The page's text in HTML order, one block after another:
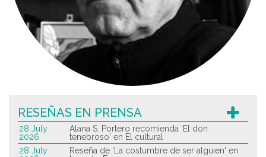
RESEÑAS EN PRENSA
28 July
2026
Alana S. Portero recomienda 'El don
tenebroso' en El cultural
28 July
Reseña de 'La costumbre de ser alguien' en